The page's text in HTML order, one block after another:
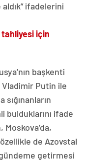
ifadelerini
tahliyesi için
başkenti
Vladimir Putin ile
ifade
Moskova’da,
de Azovstal
getirmesi